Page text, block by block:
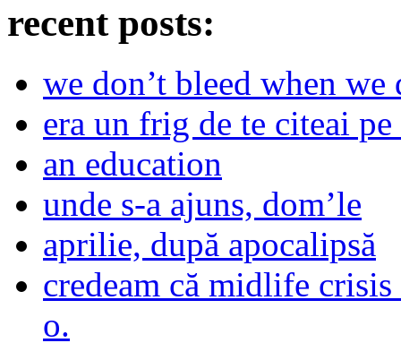
recent posts:
we don’t bleed when we
era un frig de te citeai
an education
unde s-a ajuns, dom’le
aprilie, după apocalipsă
credeam că midlife crisis
o.